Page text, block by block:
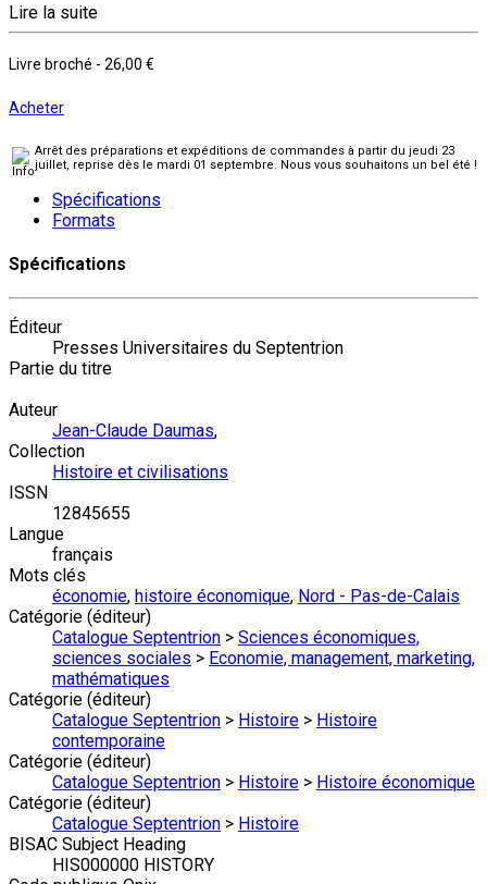
Lire la suite
Livre broché - 26,00 €
Acheter
Arrêt des préparations et expéditions de commandes à partir du jeudi 23
juillet, reprise dès le mardi 01 septembre. Nous vous souhaitons un bel été !
Spécifications
Formats
Spécifications
Éditeur
Presses Universitaires du Septentrion
Partie du titre
Auteur
Jean-Claude Daumas,
Collection
Histoire et civilisations
ISSN
12845655
Langue
français
Mots clés
économie, histoire économique, Nord - Pas-de-Calais
Catégorie (éditeur)
Catalogue Septentrion > Sciences économiques,
sciences sociales > Economie, management, marketing,
mathématiques
Catégorie (éditeur)
Catalogue Septentrion > Histoire > Histoire
contemporaine
Catégorie (éditeur)
Catalogue Septentrion > Histoire > Histoire économique
Catégorie (éditeur)
Catalogue Septentrion > Histoire
BISAC Subject Heading
HIS000000 HISTORY